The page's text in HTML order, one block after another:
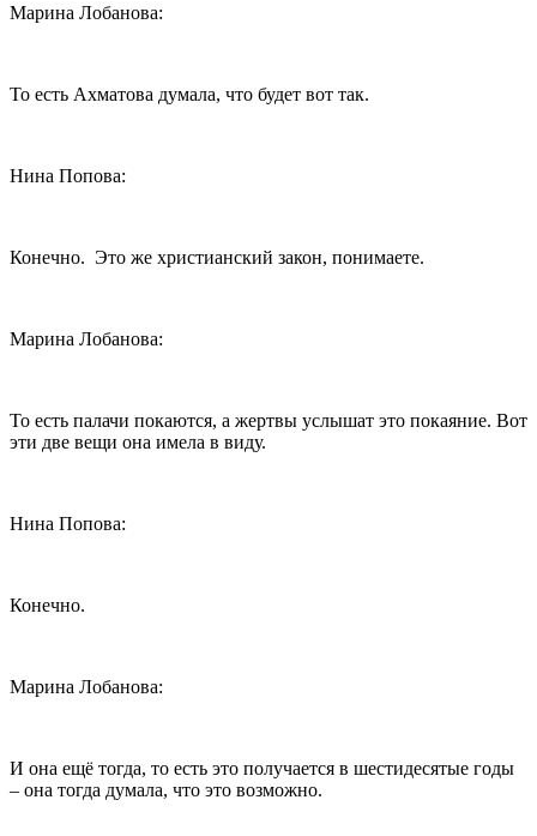
Марина Лобанова:
То есть Ахматова думала, что будет вот так.
Нина Попова:
Конечно. Это же христианский закон, понимаете.
Марина Лобанова:
То есть палачи покаются, а жертвы услышат это покаяние. Вот
эти две вещи она имела в виду.
Нина Попова:
Конечно.
Марина Лобанова:
И она ещё тогда, то есть это получается в шестидесятые годы
– она тогда думала, что это возможно.